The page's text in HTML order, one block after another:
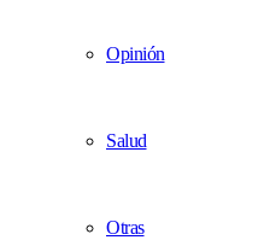
Opinión
Salud
Otras